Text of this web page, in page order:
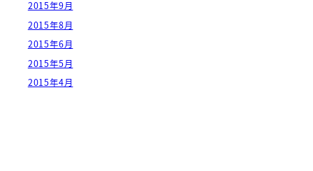
2015年9月
2015年8月
2015年6月
2015年5月
2015年4月